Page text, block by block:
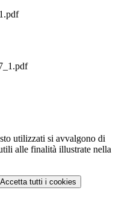
utilizzati si avvalgono di
alle finalità illustrate nella
Accetta tutti i cookies